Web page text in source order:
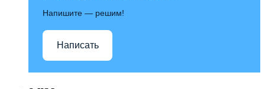
Напишите — решим!
Написать